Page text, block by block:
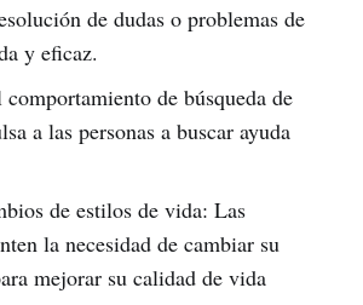
de dudas o problemas de
y eficaz.
de búsqueda de
a las personas a buscar ayuda
de estilos de vida: Las
la necesidad de cambiar su
mejorar su calidad de vida